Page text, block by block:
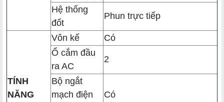
Hệ thống
đốt
Phun trực tiếp
TÍNH
NĂNG
Vôn kế
Có
Ổ cắm đầu
ra AC
2
Bộ ngắt
mạch điện
Có